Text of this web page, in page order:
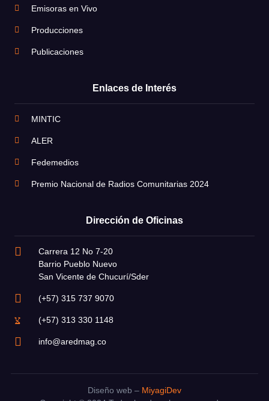
Emisoras en Vivo
Producciones
Publicaciones
Enlaces de Interés
MINTIC
ALER
Fedemedios
Premio Nacional de Radios Comunitarias 2024
Dirección de Oficinas
Carrera 12 No 7-20
Barrio Pueblo Nuevo
San Vicente de Chucurí/Sder
(+57) 315 737 9070
(+57) 313 330 1148
info@aredmag.co
Diseño web – MiyagiDev